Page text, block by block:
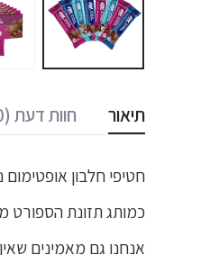
תיאור חוות דעת (0)
חטיפי חלבון
כמותג תזונת הספורט מספר 1 בעולם, אנו אובססיביים לאיכות ויודעים עד כמה חשוב
אנחנו גם מאמינים שאין להתפשר על